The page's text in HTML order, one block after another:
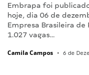
Embrapa foi
hoje, dia 06 de
Empresa Brasileira
1.027 vagas…
Camila Campos • 6 de